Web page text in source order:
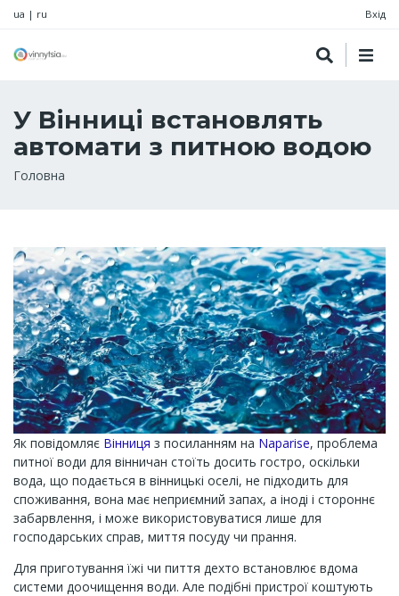
ua | ru Вхід
У Вінниці встановлять
автомати з питною водою
Рядок
Головна
Як повідомляє Вінниця з посиланням на Naparise, проблема
питної води для вінничан стоїть досить гостро, оскільки
вода, що подається в вінницькі оселі, не підходить для
споживання, вона має неприємний запах, а іноді і стороннє
забарвлення, і може використовуватися лише для
господарських справ, миття посуду чи прання.
Для приготування їжі чи пиття дехто встановлює вдома
системи доочищення води. Але подібні пристрої коштують